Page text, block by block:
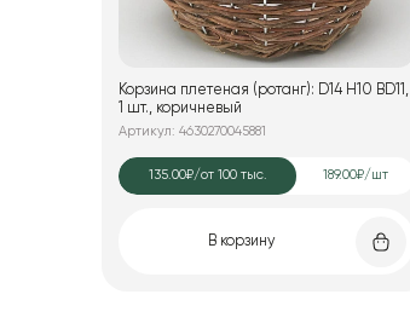
Корзина плетеная (ротанг): D14 H10 BD11,
1 шт., коричневый
Артикул: 4630270045881
135.00₽/от 100 тыс. 189.00₽/шт
В корзину